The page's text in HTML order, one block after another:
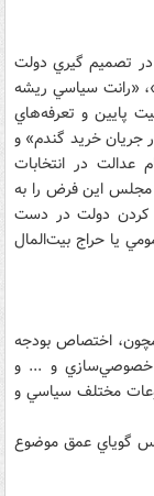
در تصميم گيري دولت
«رانت سياسي ريشه
پايين و تعرفه‌هاي
جريان خريد گندم» و
در انتخابات
رسمي مجلس اين فرض را به
کردن دولت در دست
يا حراج بيت‌المال
اختصاص بودجه
خصوصي‌سازي و ... و
مختلف سياسي و
گوياي عمق موضوع